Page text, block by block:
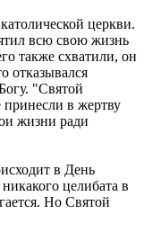
церкви.
всю свою жизнь
также схватили, он
отказывался
"Святой
в жертву
жизни ради
в День
целибата в
Но Святой